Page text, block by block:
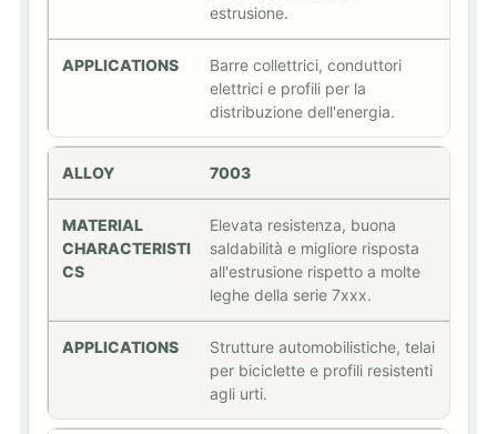
estrusione.
Barre collettrici, conduttori
elettrici e profili per la
distribuzione dell'energia.
7003
Elevata resistenza, buona
saldabilità e migliore risposta
all'estrusione rispetto a molte
leghe della serie 7xxx.
Strutture automobilistiche, telai
per biciclette e profili resistenti
agli urti.